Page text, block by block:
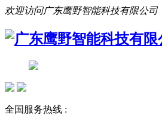
欢迎访问广东鹰野智能科技有限公司
全国服务热线 :